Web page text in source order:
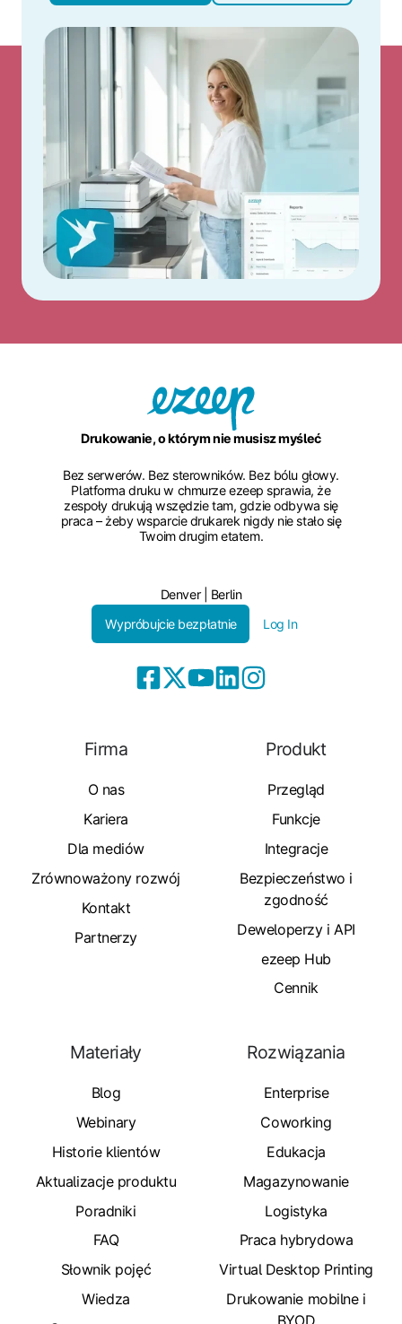
Drukowanie, o którym nie musisz myśleć
Bez serwerów. Bez sterowników. Bez bólu głowy.
Platforma druku w chmurze ezeep sprawia, że
zespoły drukują wszędzie tam, gdzie odbywa się
praca – żeby wsparcie drukarek nigdy nie stało się
Twoim drugim etatem.
Denver | Berlin
Wypróbujcie bezpłatnie
Log In
Firma
O nas
Kariera
Dla mediów
Zrównoważony rozwój
Kontakt
Partnerzy
Produkt
Przegląd
Funkcje
Integracje
Bezpieczeństwo i
zgodność
Deweloperzy i API
ezeep Hub
Cennik
Materiały
Blog
Webinary
Historie klientów
Aktualizacje produktu
Poradniki
FAQ
Słownik pojęć
Wiedza
Rozwiązania
Enterprise
Coworking
Edukacja
Magazynowanie
Logistyka
Praca hybrydowa
Virtual Desktop Printing
Drukowanie mobilne i